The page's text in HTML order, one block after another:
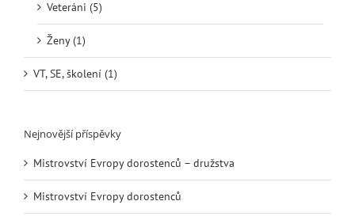
Veteráni (5)
Ženy (1)
VT, SE, školení (1)
Nejnovější příspěvky
Mistrovství Evropy dorostenců – družstva
Mistrovství Evropy dorostenců